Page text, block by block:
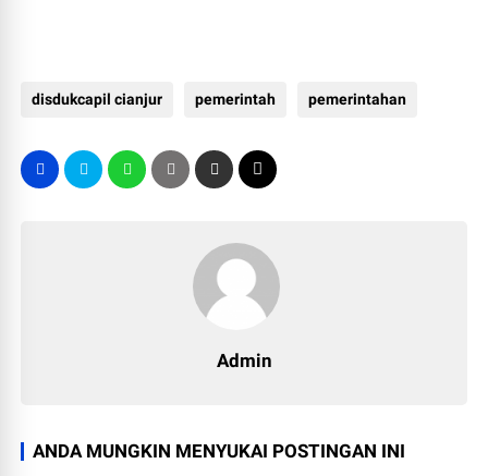
disdukcapil cianjur pemerintah pemerintahan
Admin
ANDA MUNGKIN MENYUKAI POSTINGAN INI